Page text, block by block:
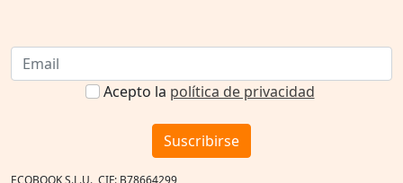
Acepto la política de privacidad
Suscribirse
ECOBOOK S.L.U., CIF: B78664299